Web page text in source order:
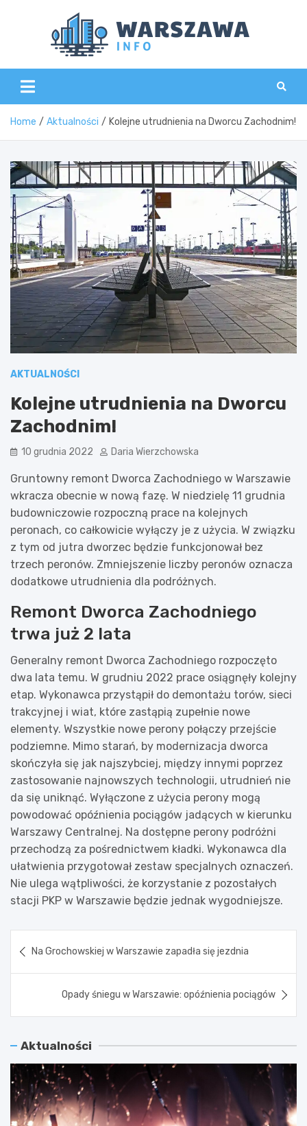
Home Aktualności Kolejne utrudnienia na Dworcu Zachodnim!
AKTUALNOŚCI
Kolejne utrudnienia na Dworcu
Zachodnim!
10 grudnia 2022 Daria Wierzchowska
Gruntowny remont Dworca Zachodniego w Warszawie
wkracza obecnie w nową fazę. W niedzielę 11 grudnia
budowniczowie rozpoczną prace na kolejnych
peronach, co całkowicie wyłączy je z użycia. W związku
z tym od jutra dworzec będzie funkcjonował bez
trzech peronów. Zmniejszenie liczby peronów oznacza
dodatkowe utrudnienia dla podróżnych.
Remont Dworca Zachodniego
trwa już 2 lata
Generalny remont Dworca Zachodniego rozpoczęto
dwa lata temu. W grudniu 2022 prace osiągnęły kolejny
etap. Wykonawca przystąpił do demontażu torów, sieci
trakcyjnej i wiat, które zastąpią zupełnie nowe
elementy. Wszystkie nowe perony połączy przejście
podziemne. Mimo starań, by modernizacja dworca
skończyła się jak najszybciej, między innymi poprzez
zastosowanie najnowszych technologii, utrudnień nie
da się uniknąć. Wyłączone z użycia perony mogą
powodować opóźnienia pociągów jadących w kierunku
Warszawy Centralnej. Na dostępne perony podróżni
przechodzą za pośrednictwem kładki. Wykonawca dla
ułatwienia przygotował zestaw specjalnych oznaczeń.
Nie ulega wątpliwości, że korzystanie z pozostałych
stacji PKP w Warszawie będzie jednak wygodniejsze.
wpisu
Na Grochowskiej w Warszawie zapadła się jezdnia
Opady śniegu w Warszawie: opóźnienia pociągów
Aktualności